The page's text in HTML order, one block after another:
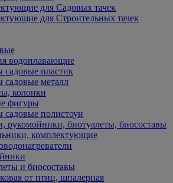
для Садовых тачек
для Строительных тачек
водоплавающие
пластик
металл
колонки
фигуры
полистоун
рукомойники, биотуалеты, биосоставы
комплектующие
и биосоставы
от птиц, шпалерная